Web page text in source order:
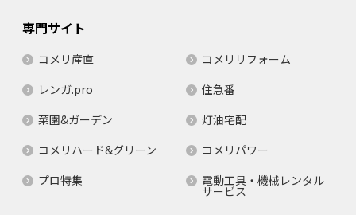
専門サイト
コメリ産直
コメリリフォーム
レンガ.pro
住急番
菜園&ガーデン
灯油宅配
コメリハード&グリーン
コメリパワー
プロ特集
電動工具・機械レンタル
サービス